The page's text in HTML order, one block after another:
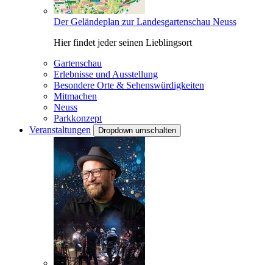
Der Geländeplan zur Landesgartenschau Neuss
Hier findet jeder seinen Lieblingsort
Gartenschau
Erlebnisse und Ausstellung
Besondere Orte & Sehenswürdigkeiten
Mitmachen
Neuss
Parkkonzept
Veranstaltungen
Dropdown umschalten